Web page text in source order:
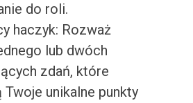
do roli.
haczyk: Rozważ
lub dwóch
zdań, które
unikalne punkty